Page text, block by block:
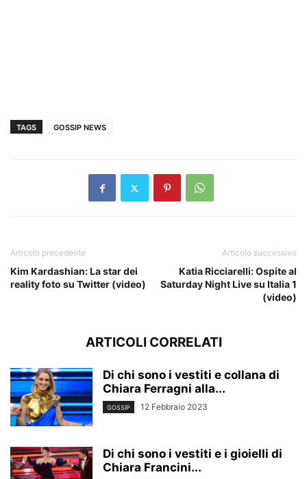
TAGS GOSSIP NEWS
Articolo precedente
Kim Kardashian: La star dei
reality foto su Twitter (video)
Articolo successivo
Katia Ricciarelli: Ospite al
Saturday Night Live su Italia 1
(video)
ARTICOLI CORRELATI
Di chi sono i vestiti e collana di
Chiara Ferragni alla...
GOSSIP 12 Febbraio 2023
Di chi sono i vestiti e i gioielli di
Chiara Francini...